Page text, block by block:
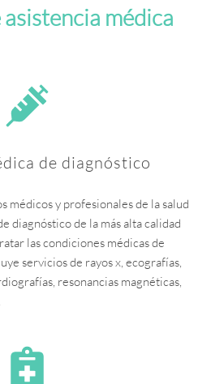
médica
de diagnóstico
médicos y profesionales de la salud
diagnóstico de la más alta calidad
las condiciones médicas de
servicios de rayos x, ecografías,
resonancias magnéticas,